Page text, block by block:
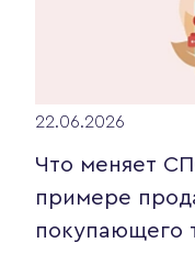
22.06.2026
Что меняет
примере
покупающего